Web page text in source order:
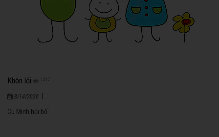
Khôn lỏi 1217
8/14/2020
Cu Minh hỏi bố: